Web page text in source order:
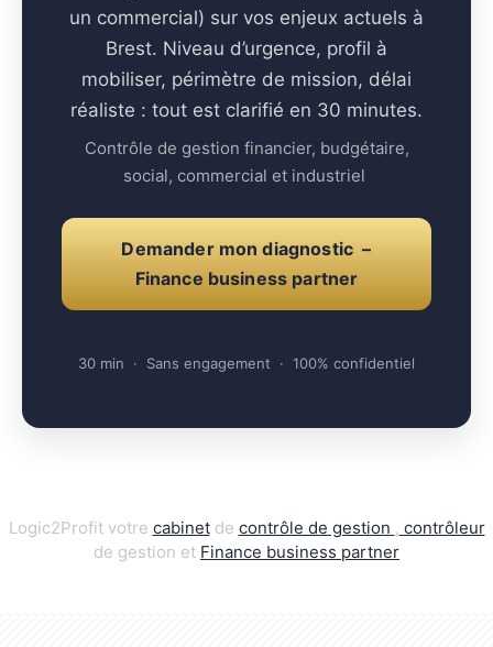
un commercial) sur vos enjeux actuels à
Brest. Niveau d’urgence, profil à
mobiliser, périmètre de mission, délai
réaliste : tout est clarifié en 30 minutes.
Contrôle de gestion financier, budgétaire,
social, commercial et industriel
Demander mon diagnostic –
Finance business partner
30 min · Sans engagement · 100% confidentiel
Logic2Profit votre cabinetde contrôle de gestion , contrôleur
de gestion et Finance business partner